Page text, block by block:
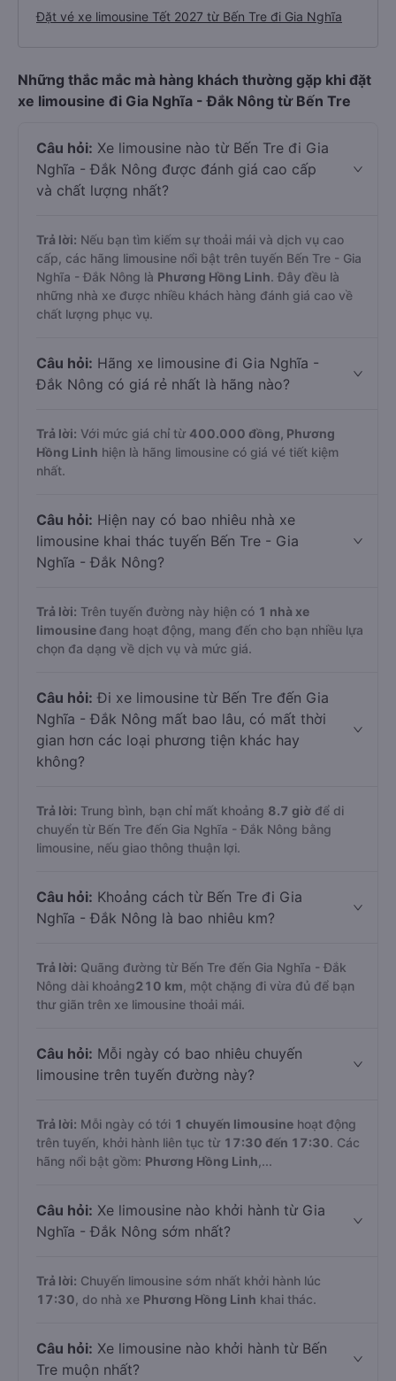
Đặt vé xe limousine Tết 2027 từ Bến Tre đi Gia Nghĩa
Những thắc mắc mà hàng khách thường gặp khi đặt
xe limousine đi Gia Nghĩa - Đắk Nông từ Bến Tre
Câu hỏi: Xe limousine nào từ Bến Tre đi Gia
Nghĩa - Đắk Nông được đánh giá cao cấp
và chất lượng nhất?
Trả lời: Nếu bạn tìm kiếm sự thoải mái và dịch vụ cao
cấp, các hãng limousine nổi bật trên tuyến Bến Tre - Gia
Nghĩa - Đắk Nông là Phương Hồng Linh. Đây đều là
những nhà xe được nhiều khách hàng đánh giá cao về
chất lượng phục vụ.
Câu hỏi: Hãng xe limousine đi Gia Nghĩa -
Đắk Nông có giá rẻ nhất là hãng nào?
Trả lời: Với mức giá chỉ từ 400.000 đồng, Phương
Hồng Linh hiện là hãng limousine có giá vé tiết kiệm
nhất.
Câu hỏi: Hiện nay có bao nhiêu nhà xe
limousine khai thác tuyến Bến Tre - Gia
Nghĩa - Đắk Nông?
Trả lời: Trên tuyến đường này hiện có 1 nhà xe
limousine đang hoạt động, mang đến cho bạn nhiều lựa
chọn đa dạng về dịch vụ và mức giá.
Câu hỏi: Đi xe limousine từ Bến Tre đến Gia
Nghĩa - Đắk Nông mất bao lâu, có mất thời
gian hơn các loại phương tiện khác hay
không?
Trả lời: Trung bình, bạn chỉ mất khoảng 8.7 giờ để di
chuyển từ Bến Tre đến Gia Nghĩa - Đắk Nông bằng
limousine, nếu giao thông thuận lợi.
Câu hỏi: Khoảng cách từ Bến Tre đi Gia
Nghĩa - Đắk Nông là bao nhiêu km?
Trả lời: Quãng đường từ Bến Tre đến Gia Nghĩa - Đắk
Nông dài khoảng210 km , một chặng đi vừa đủ để bạn
thư giãn trên xe limousine thoải mái.
Câu hỏi: Mỗi ngày có bao nhiêu chuyến
limousine trên tuyến đường này?
Trả lời: Mỗi ngày có tới 1 chuyến limousine hoạt động
trên tuyến, khởi hành liên tục từ 17:30 đến 17:30. Các
hãng nổi bật gồm: Phương Hồng Linh ,...
Câu hỏi: Xe limousine nào khởi hành từ Gia
Nghĩa - Đắk Nông sớm nhất?
Trả lời: Chuyến limousine sớm nhất khởi hành lúc
17:30 , do nhà xe Phương Hồng Linh khai thác.
Câu hỏi: Xe limousine nào khởi hành từ Bến
Tre muộn nhất?